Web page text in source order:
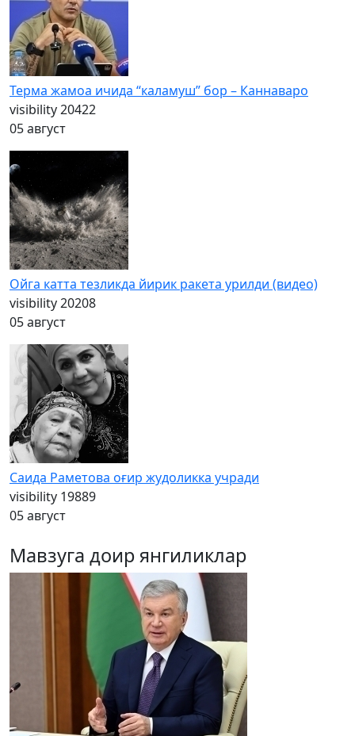
Терма жамоа ичида “каламуш” бор – Каннаваро
visibility20422
05 август
Ойга катта тезликда йирик ракета урилди (видео)
visibility20208
05 август
Саида Раметова оғир жудоликка учради
visibility 19889
05 август
Мавзуга доир янгиликлар